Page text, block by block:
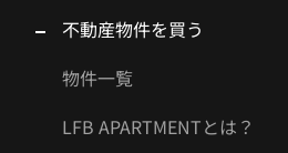
不動産物件を買う
物件一覧
LFB APARTMENTとは？